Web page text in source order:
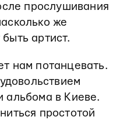
прослушивания
же
артист.
нам потанцевать.
альбома в Киеве.
простотой